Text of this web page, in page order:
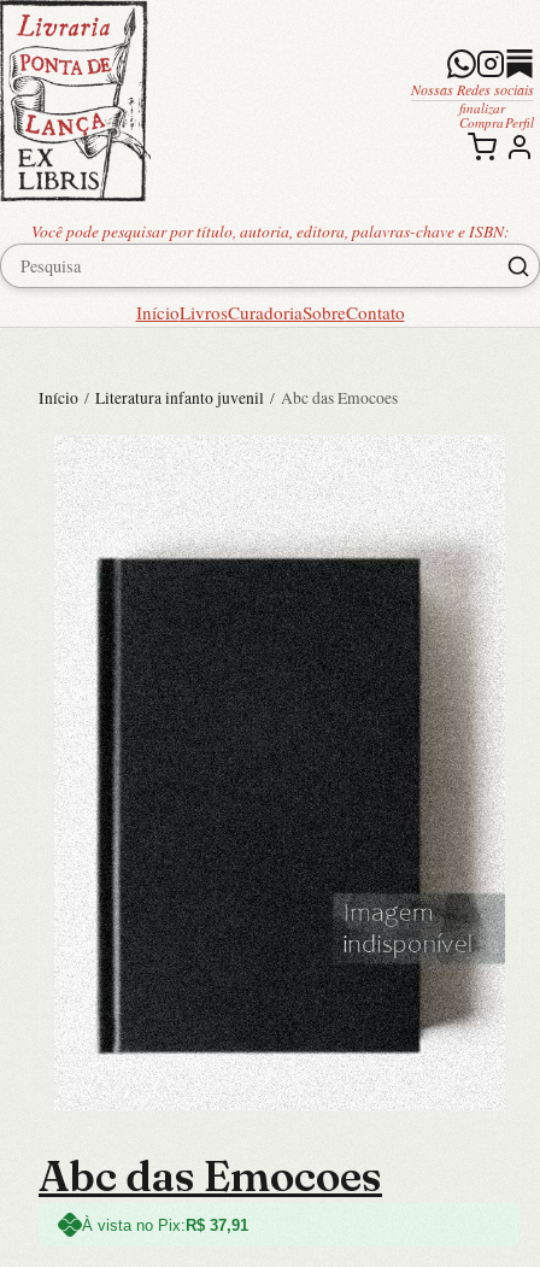
Você pode pesquisar por título, autoria, editora, palavras-chave e ISBN:
InícioLivrosCuradoriaSobreContato
Nossas Redes sociais
finalizar
Compra Perfil
Início / Literatura infanto juvenil / Abc das Emocoes
Abc das Emocoes
À vista no Pix:R$ 37,91